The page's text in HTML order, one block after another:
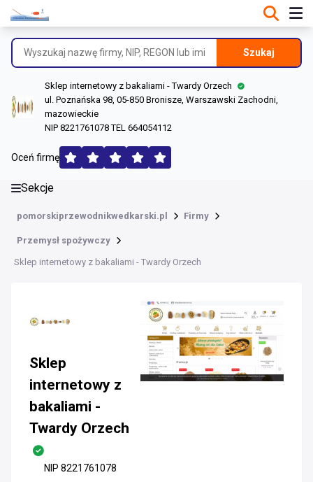
Szukaj
Sklep internetowy z bakaliami - Twardy Orzech
ul. Poznańska 98, 05-850 Bronisze, Warszawski Zachodni,
mazowieckie
NIP 8221761078 TEL 664054112
Oceń firmę
Sekcje
pomorskiprzewodnikwedkarski.pl Firmy
Przemysł spożywczy
Sklep internetowy z bakaliami - Twardy Orzech
Informacje o firmie
Dane rejestrowe
Lokalizacje
Opinie (185)
Sklep
internetowy z
bakaliami -
Twardy Orzech
NIP 8221761078